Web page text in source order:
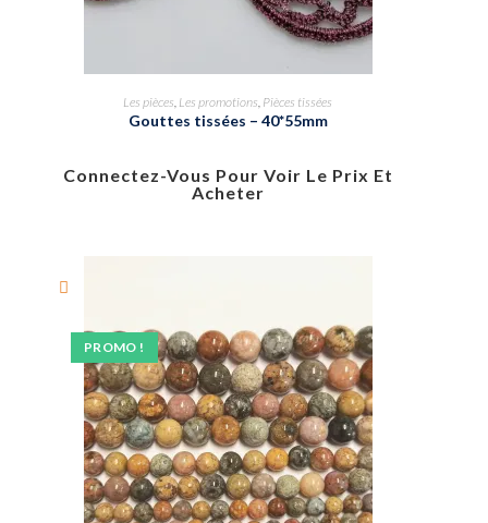
Les pièces, Les promotions, Pièces tissées
Gouttes tissées – 40*55mm
Connectez-Vous Pour Voir Le Prix Et
Acheter
PROMO !